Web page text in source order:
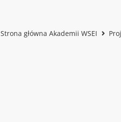
Strona główna Akademii WSEI